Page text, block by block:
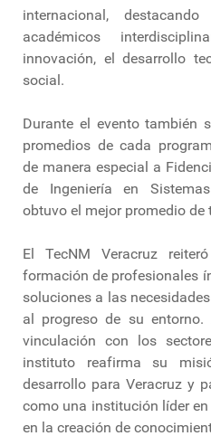
internacional,
académicos
innovación, el desarrollo
social.
Durante el evento también
promedios de cada
de manera especial a
de Ingeniería en
obtuvo el mejor promedio de
El TecNM Veracruz
formación de profesionales
soluciones a las
al progreso de su
vinculación con los
instituto reafirma su
desarrollo para Veracruz y
como una institución líder
en la creación de